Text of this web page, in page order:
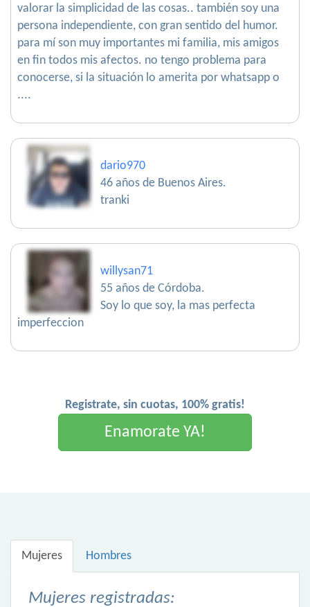
valorar la simplicidad de las cosas.. también soy una
persona independiente, con gran sentido del humor.
para mí son muy importantes mi familia, mis amigos
en fin todos mis afectos. no tengo problema para
conocerse, si la situación lo amerita por whatsapp o
....
dario970
46 años de Buenos Aires.
tranki
willysan71
55 años de Córdoba.
Soy lo que soy, la mas perfecta
imperfeccion
Registrate, sin cuotas, 100% gratis!
Enamorate YA!
Mujeres Hombres
Mujeres registradas: